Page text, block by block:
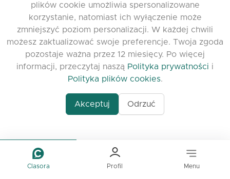
Clasora Profil Menu
PRZYDATNE LINKI
Najczęściej zadawane pytania
Polityka prywatności
Polityka plików cookies
Warunki korzystania
plików cookie umożliwia spersonalizowane
korzystanie, natomiast ich wyłączenie może
zmniejszyć poziom personalizacji. W każdej chwili
możesz zaktualizować swoje preferencje. Twoja zgoda
pozostaje ważna przez 12 miesięcy. Po więcej
informacji, przeczytaj naszą Polityka prywatności i
Polityka plików cookies.
Akceptuj Odrzuć